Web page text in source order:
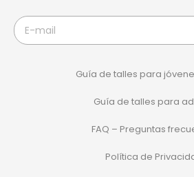
Guía de talles para
Guía de talles para
FAQ – Preguntas
Política de